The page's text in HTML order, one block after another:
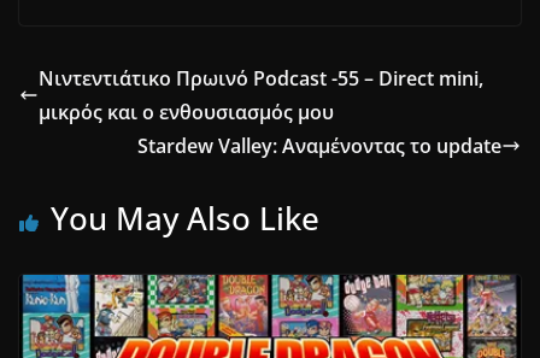
Νιντεντιάτικο Πρωινό Podcast -55 – Direct mini,
μικρός και ο ενθουσιασμός μου
Stardew Valley: Aναμένοντας το update
You May Also Like